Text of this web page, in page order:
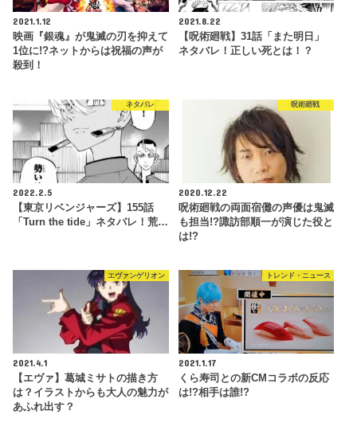
2021.1.12
映画『銀魂』が鬼滅の刃を抑えて
1位に!?ネットからは祝福の声が
殺到！
2021.8.22
【呪術廻戦】31話「また明日」
ネタバレ！正しい死とは！？
ネタバレ
2022.2.5
【東京リベンジャーズ】155話
「Turn the tide」ネタバレ！荒…
呪術廻戦
2020.12.22
呪術廻戦の両面宿儺の声優は鬼滅
も担当!?諏訪部順一が演じた役と
は!?
エヴァンゲリオン
2021.4.1
【エヴァ】葛城ミサトの描き方
は？イラストからも大人の魅力が
あふれ出す？
トレンド・ニュース
2021.1.17
くら寿司との新CMコラボの反応
は!?相手は誰!?